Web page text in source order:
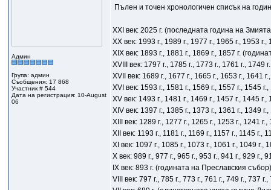
Админ
Група: админ
Съобщения: 17 868
Участник # 544
Дата на регистрация: 10-August
06
Пълен и точен хронологичен списък на
XXI век: 2025 г. (последната година на
XX век: 1993 г., 1989 г., 1977 г., 1965 г., 1953 г.,
XIX век: 1893 г., 1881 г., 1869 г., 1857 г.
XVIII век: 1797 г., 1785 г., 1773 г., 1761 г., 1749
XVII век: 1689 г., 1677 г., 1665 г., 1653 г., 1641
XVI век: 1593 г., 1581 г., 1569 г., 1557 г., 1545
XV век: 1493 г., 1481 г., 1469 г., 1457 г., 1445 г.,
XIV век: 1397 г., 1385 г., 1373 г., 1361 г., 1349
XIII век: 1289 г., 1277 г., 1265 г., 1253 г., 1241 г.,
XII век: 1193 г., 1181 г., 1169 г., 1157 г., 1145 г.,
XI век: 1097 г., 1085 г., 1073 г., 1061 г., 1049 г.,
X век: 989 г., 977 г., 965 г., 953 г., 941 г., 929 г.,
IX век: 893 г. (годината на Преславския
VIII век: 797 г., 785 г., 773 г., 761 г., 749 г., 737 г.,